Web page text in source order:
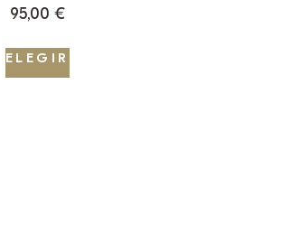
95,00 €
ELEGIR